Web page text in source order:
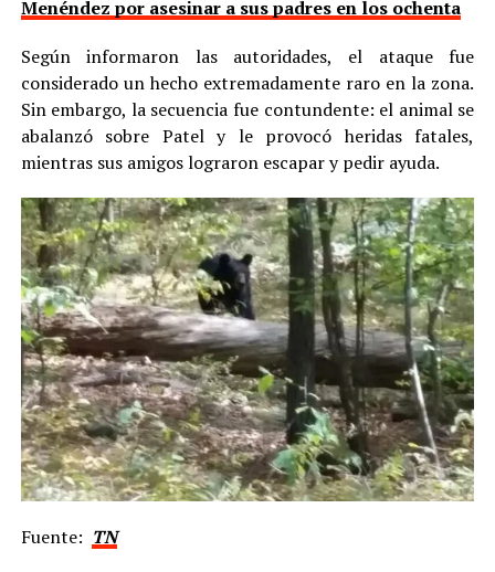
Menéndez por asesinar a sus padres en los ochenta
Según informaron las autoridades, el ataque fue
considerado un hecho extremadamente raro en la zona.
Sin embargo, la secuencia fue contundente: el animal se
abalanzó sobre Patel y le provocó heridas fatales,
mientras sus amigos lograron escapar y pedir ayuda.
Fuente: TN